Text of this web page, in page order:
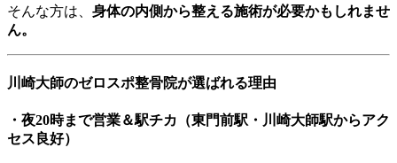
そんな方は、 身体の内側から整える施術が必要かもしれませ
ん。
川崎大師のゼロスポ整骨院が選ばれる理由
・夜20時まで営業＆駅チカ（東門前駅・川崎大師駅からアク
セス良好）